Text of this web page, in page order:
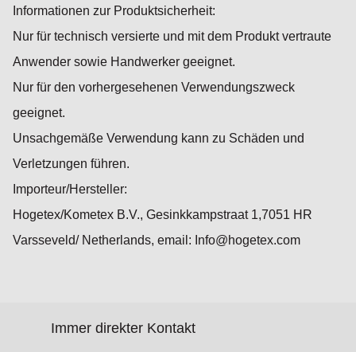
Informationen zur Produktsicherheit:
Nur für technisch versierte und mit dem Produkt vertraute
Anwender sowie Handwerker geeignet.
Nur für den vorhergesehenen Verwendungszweck
geeignet.
Unsachgemäße Verwendung kann zu Schäden und
Verletzungen führen.
Importeur/Hersteller:
Hogetex/Kometex B.V., Gesinkkampstraat 1,7051 HR
Varsseveld/ Netherlands, email: Info@hogetex.com
Immer direkter Kontakt